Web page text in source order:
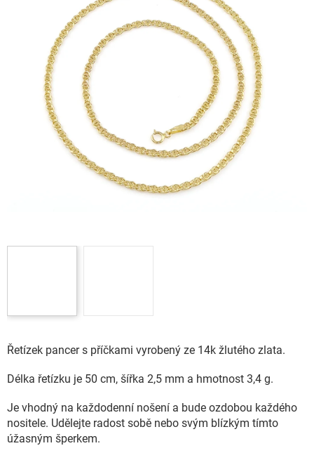
Řetízek pancer s příčkami vyrobený ze 14k žlutého zlata.
Délka řetízku je 50 cm, šířka 2,5 mm a hmotnost 3,4 g.
Je vhodný na každodenní nošení a bude ozdobou každého
nositele. Udělejte radost sobě nebo svým blízkým tímto
úžasným šperkem.